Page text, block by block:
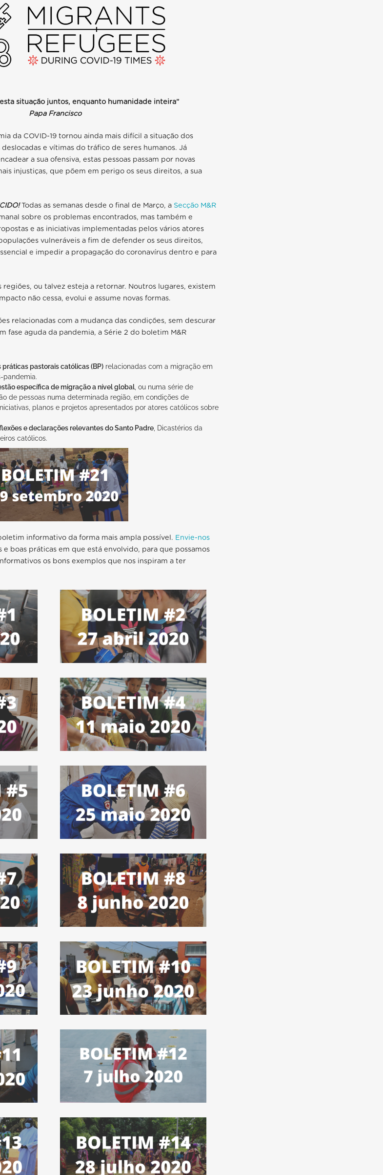
situação juntos, enquanto humanidade inteira”
Papa Francisco
da COVID-19 tornou ainda mais difícil a situação dos
e vítimas do tráfico de seres humanos. Já
a sua ofensiva, estas pessoas passam por novas
injustiças, que põem em perigo os seus direitos, a sua
Todas as semanas desde o final de Março, a Secção M&R
sobre os problemas encontrados, mas também e
e as iniciativas implementadas pelos vários atores
vulneráveis a fim de defender os seus direitos,
e impedir a propagação do coronavírus dentro e para
ou talvez esteja a retornar. Noutros lugares, existem
não cessa, evolui e assume novas formas.
relacionadas com a mudança das condições, sem descurar
fase aguda da pandemia, a Série 2 do boletim M&R
pastorais católicas (BP)relacionadas com a migração em
pandemia.
específica de migração a nível global, ou numa série de
de pessoas numa determinada região, em condições de
planos e projetos apresentados por atores católicos sobre
e declarações relevantes do Santo Padre, Dicastérios da
católicos.
informativo da forma mais ampla possível. Envie-nos
e boas práticas em que está envolvido, para que possamos
os bons exemplos que nos inspiram a ter